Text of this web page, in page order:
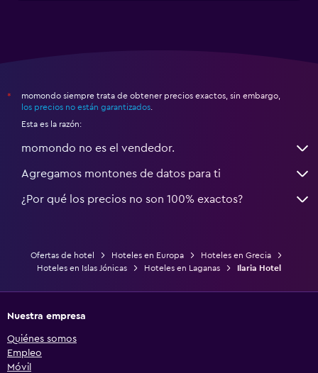
*
momondo siempre trata de obtener precios exactos, sin embargo,
los precios no están garantizados
Esta es la razón:
momondo no es el vendedor.
Agregamos montones de datos para ti
¿Por qué los precios no son 100% exactos?
Ofertas de hotel Hoteles en Europa
Hoteles en Grecia
Hoteles en Islas Jónicas
Hoteles en Laganas Ilaria Hotel
Nuestra empresa
Quiénes somos
Empleo
Móvil